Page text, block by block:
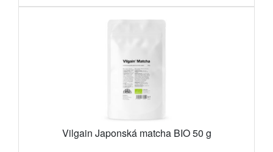
Vilgain Japonská matcha BIO 50 g